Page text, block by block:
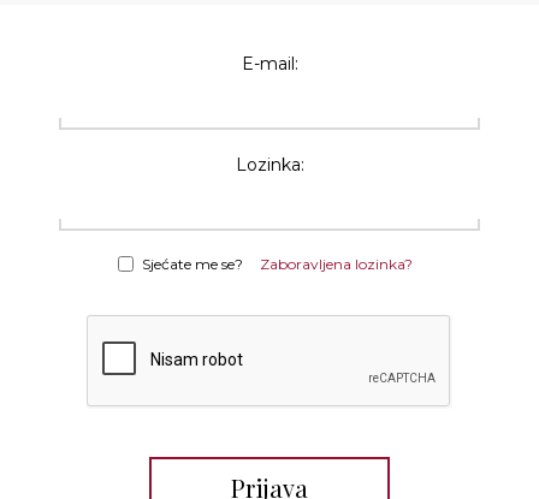
E-mail:
Lozinka:
Sjećate me se? Zaboravljena lozinka?